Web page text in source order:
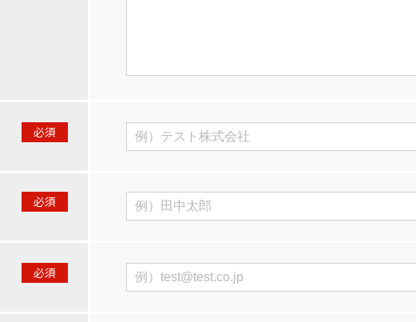
必須
必須
必須